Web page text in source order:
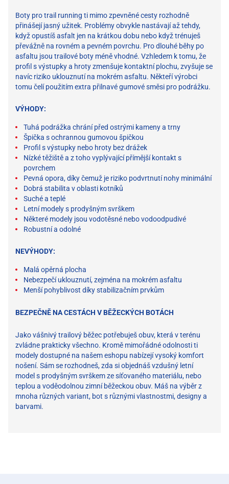
Boty pro trail running ti mimo zpevněné cesty rozhodně
přinášejí jasný užitek. Problémy obvykle nastávají až tehdy,
když opustíš asfalt jen na krátkou dobu nebo když trénuješ
převážně na rovném a pevném povrchu. Pro dlouhé běhy po
asfaltu jsou trailové boty méně vhodné. Vzhledem k tomu, že
profil s výstupky a hroty zmenšuje kontaktní plochu, zvyšuje se
navíc riziko uklouznutí na mokrém asfaltu. Někteří výrobci
tomu čelí použitím extra přilnavé gumové směsi pro podrážku.
VÝHODY:
Tuhá podrážka chrání před ostrými kameny a trny
Špička s ochrannou gumovou špičkou
Profil s výstupky nebo hroty bez drážek
Nízké těžiště a z toho vyplývající přímější kontakt s
povrchem
Pevná opora, díky čemuž je riziko podvrtnutí nohy minimální
Dobrá stabilita v oblasti kotníků
Suché a teplé
Letní modely s prodyšným svrškem
Některé modely jsou vodotěsné nebo vodoodpudivé
Robustní a odolné
NEVÝHODY:
Malá opěrná plocha
Nebezpečí uklouznutí, zejména na mokrém asfaltu
Menší pohyblivost díky stabilizačním prvkům
BEZPEČNĚ NA CESTÁCH V BĚŽECKÝCH BOTÁCH
Jako vášnivý trailový běžec potřebuješ obuv, která v terénu
zvládne prakticky všechno. Kromě mimořádné odolnosti ti
modely dostupné na našem eshopu nabízejí vysoký komfort
nošení. Sám se rozhodneš, zda si objednáš vzdušný letní
model s prodyšným svrškem ze síťovaného materiálu, nebo
teplou a voděodolnou zimní běžeckou obuv. Máš na výběr z
mnoha různých variant, bot s různými vlastnostmi, designy a
barvami.